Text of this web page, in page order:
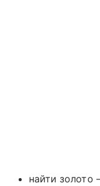
найти золото